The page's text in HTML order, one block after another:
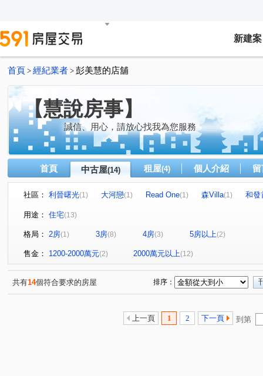
新建案
首頁 > 經紀業者 > 彭美慧的店舖
【慧說房事】
誠信、用心，請放心找我為您服務
首頁 中古屋(14) 租屋(4) 個人介紹
社區： 利晉曙光(1) 大河戀(1) Read One(1) 森Villa(1)
和發
新業京御苑
金獅八街 光明六路 金雅西街 (1) 牛埔南路
用途： 住宅(13)
格局： 2房(1) 3房(8) 4房(3) 5房以上(2)
售金： 1200-2000萬元(2) 2000萬元以上(12)
共有14個符合要求的房屋 排序：
上一頁 1 2 下一頁 到第